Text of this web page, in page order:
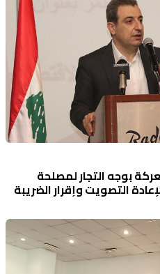
بوجه التجار لمصلحة
التصويت وإقرار الضريبة
المستفيدة من